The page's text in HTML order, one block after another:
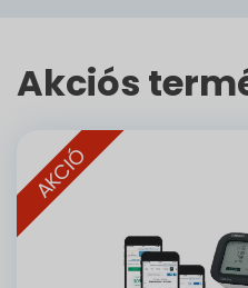
Akciós
AKCIÓ